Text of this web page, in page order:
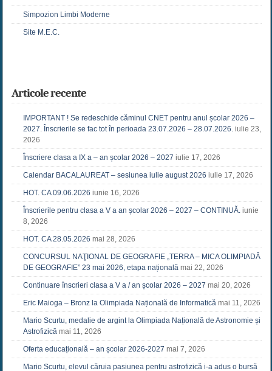
Simpozion Limbi Moderne
Site M.E.C.
Articole recente
IMPORTANT ! Se redeschide căminul CNET pentru anul școlar 2026 –
2027. Înscrierile se fac tot în perioada 23.07.2026 – 28.07.2026. iulie 23,
2026
Înscriere clasa a IX a – an școlar 2026 – 2027 iulie 17, 2026
Calendar BACALAUREAT – sesiunea iulie august 2026 iulie 17, 2026
HOT. CA 09.06.2026 iunie 16, 2026
Înscrierile pentru clasa a V a an școlar 2026 – 2027 – CONTINUĂ. iunie
8, 2026
HOT. CA 28.05.2026 mai 28, 2026
CONCURSUL NAŢIONAL DE GEOGRAFIE „TERRA – MICA OLIMPIADĂ
DE GEOGRAFIE” 23 mai 2026, etapa națională mai 22, 2026
Continuare înscrieri clasa a V a / an școlar 2026 – 2027 mai 20, 2026
Eric Maioga – Bronz la Olimpiada Națională de Informatică mai 11, 2026
Mario Scurtu, medalie de argint la Olimpiada Națională de Astronomie și
Astrofizică mai 11, 2026
Oferta educațională – an școlar 2026-2027 mai 7, 2026
Mario Scurtu, elevul căruia pasiunea pentru astrofizică i-a adus o bursă